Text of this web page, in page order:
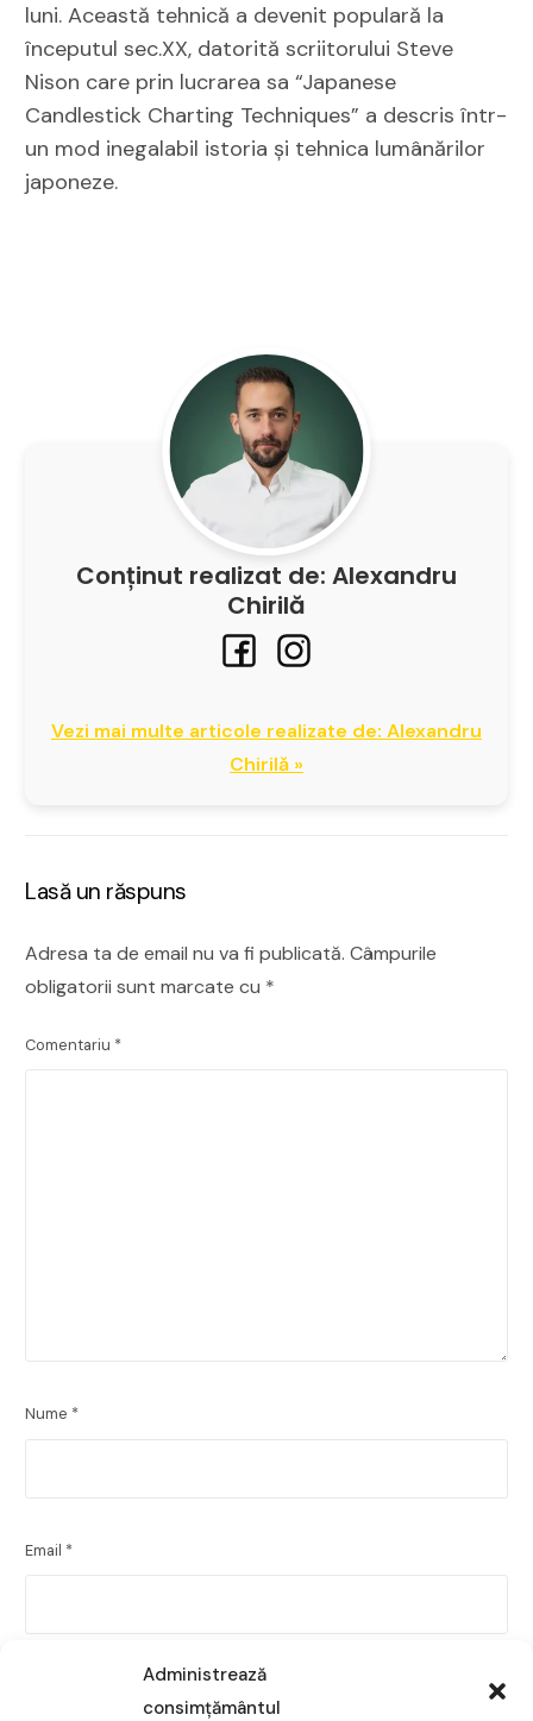
Administrează
consimțământul
luni. Această tehnică a devenit populară la
începutul sec.XX, datorită scriitorului Steve
Nison care prin lucrarea sa “Japanese
Candlestick Charting Techniques” a descris într-
un mod inegalabil istoria și tehnica lumânărilor
japoneze.
Conținut realizat de: Alexandru
Chirilă
Vezi mai multe articole realizate de: Alexandru
Chirilă »
Lasă un răspuns
Adresa ta de email nu va fi publicată. Câmpurile
obligatorii sunt marcate cu *
Comentariu *
Nume *
Email *